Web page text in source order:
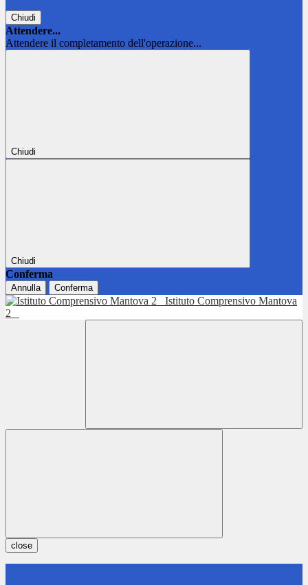
Chiudi
Attendere...
Attendere il completamento dell'operazione...
Chiudi
Chiudi
Conferma
Annulla Conferma
Istituto Comprensivo Mantova
2
close